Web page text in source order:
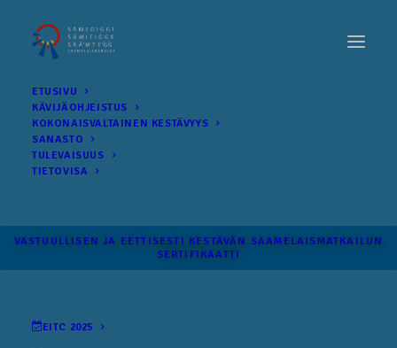
ETUSIVU
KÄVIJÄOHJEISTUS
KOKONAIS­VALTAINEN KESTÄVYYS
SANASTO
TULEVAISUUS
TIETOVISA
VASTUULLISEN JA EETTISESTI KESTÄVÄN SAAMELAISMATKAILUN
SERTIFIKAATTI
EITC 2025